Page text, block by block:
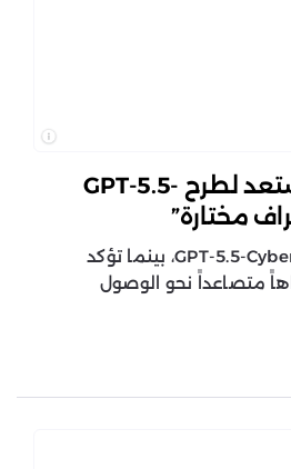
شركة OpenAI تستعد لطرح GPT-5.5-
تقارير تتحدث عن طرح GPT-5.5-Cyber، بينما تؤكد
متصاعداً نحو الوصول